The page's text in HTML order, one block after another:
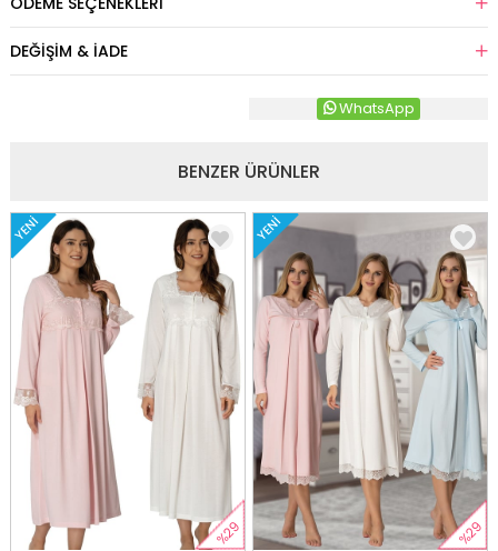
DEĞIŞIM & İADE
WhatsApp
BENZER ÜRÜNLER
YENI
%29
YENI
%29